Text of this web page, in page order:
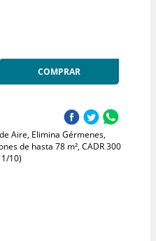
COMPRAR
Aire, Elimina Gérmenes,
de hasta 78 m², CADR 300
10)